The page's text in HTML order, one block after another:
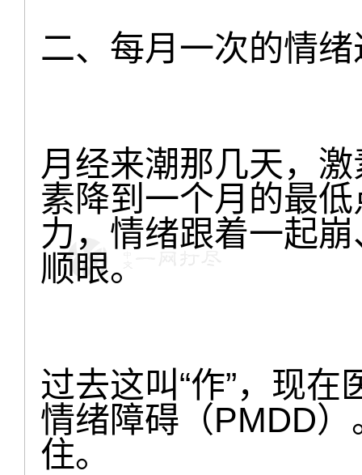
二、每月一次的情
月经来潮那几天，
素降到一个月的最
力，情绪跟着一起
顺眼。
过去这叫“作”，现
情绪障碍（PMDD
住。